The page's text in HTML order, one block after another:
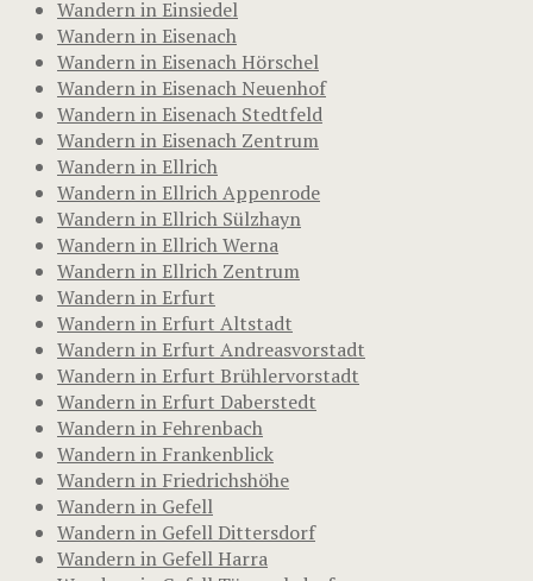
Wandern in Einsiedel
Wandern in Eisenach
Wandern in Eisenach Hörschel
Wandern in Eisenach Neuenhof
Wandern in Eisenach Stedtfeld
Wandern in Eisenach Zentrum
Wandern in Ellrich
Wandern in Ellrich Appenrode
Wandern in Ellrich Sülzhayn
Wandern in Ellrich Werna
Wandern in Ellrich Zentrum
Wandern in Erfurt
Wandern in Erfurt Altstadt
Wandern in Erfurt Andreasvorstadt
Wandern in Erfurt Brühlervorstadt
Wandern in Erfurt Daberstedt
Wandern in Fehrenbach
Wandern in Frankenblick
Wandern in Friedrichshöhe
Wandern in Gefell
Wandern in Gefell Dittersdorf
Wandern in Gefell Harra